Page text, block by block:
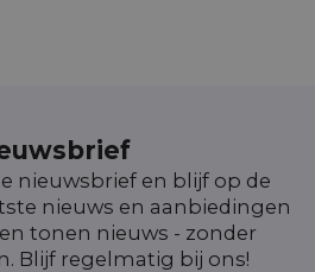
nieuwsbrief en blijf op de
nieuws en aanbiedingen
tonen nieuws - zonder
Blijf regelmatig bij ons!